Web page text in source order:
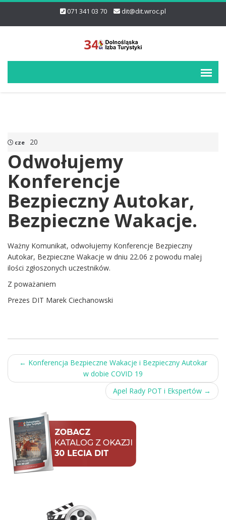
071 341 03 70 dit@dit.wroc.pl
cze 20
Odwołujemy
Konferencje
Bezpieczny Autokar,
Bezpieczne Wakacje.
Ważny Komunikat, odwołujemy Konferencje Bezpieczny
Autokar, Bezpieczne Wakacje w dniu 22.06 z powodu malej
ilości zgłoszonych uczestników.
Z poważaniem
Prezes DIT Marek Ciechanowski
Post
navigation
← Konferencja Bezpieczne Wakacje i Bezpieczny Autokar
w dobie COVID 19
Apel Rady POT i Ekspertów →